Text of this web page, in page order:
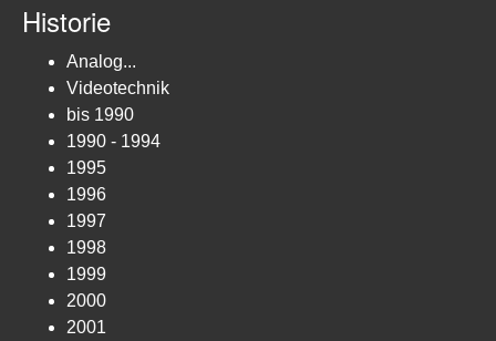
Historie
Analog...
Videotechnik
bis 1990
1990 - 1994
1995
1996
1997
1998
1999
2000
2001